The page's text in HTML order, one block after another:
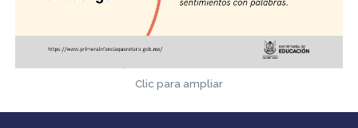
Clic para ampliar